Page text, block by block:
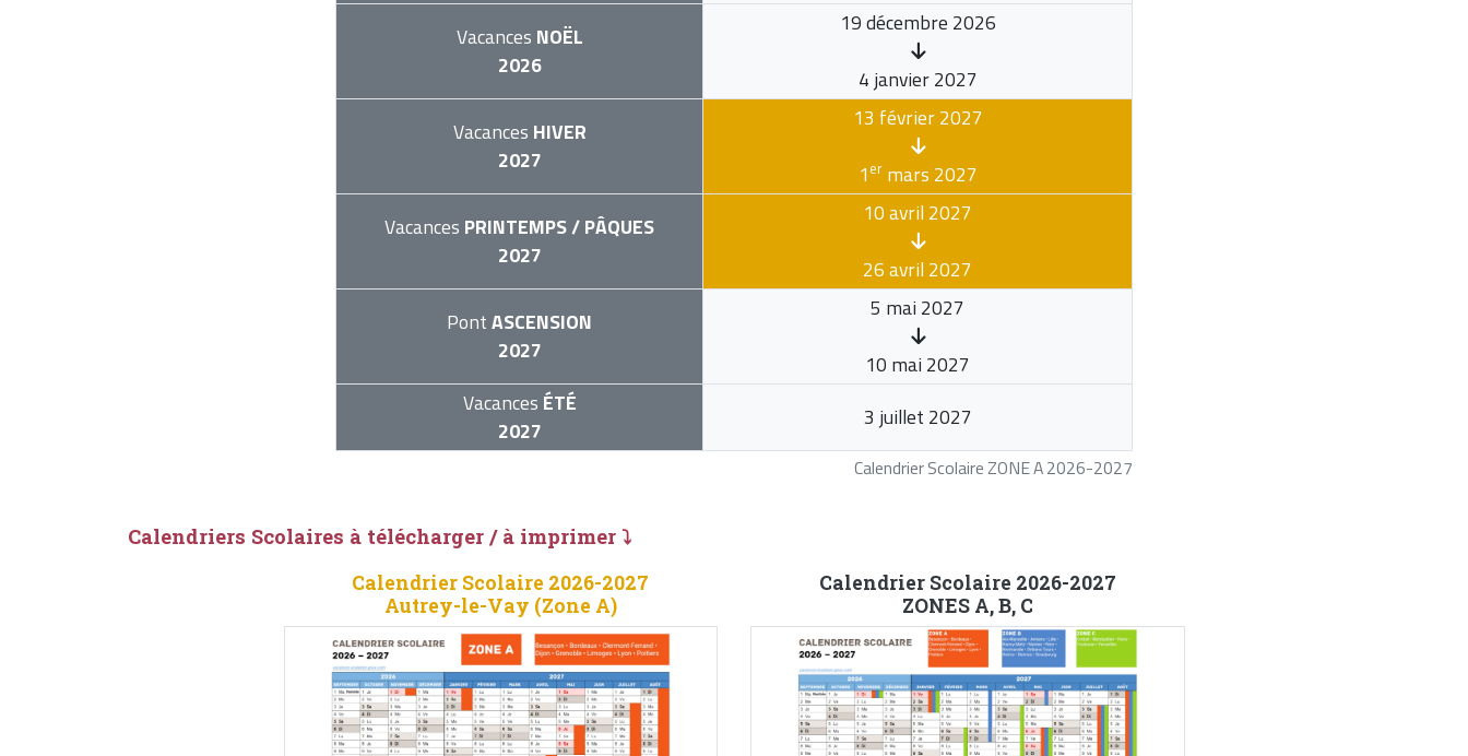
Calendrier Scolaire ZONE A 2026-2027
Vacances NOËL
2026
19 décembre 2026
4 janvier 2027
Vacances HIVER
2027
13 février 2027
1ermars 2027
Vacances PRINTEMPS / PÂQUES
2027
10 avril 2027
26 avril 2027
PontASCENSION
2027
5 mai 2027
10 mai 2027
Vacances ÉTÉ
2027
3 juillet 2027
Calendriers Scolaires à télécharger / à imprimer ⤵
Calendrier Scolaire 2026-2027
Autrey-le-Vay (Zone A)
Calendrier Scolaire 2026-2027
ZONES A, B, C